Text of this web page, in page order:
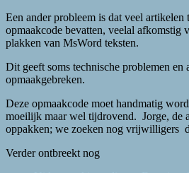
Een ander probleem is dat veel artikelen
opmaakcode bevatten, veelal afkomstig
plakken van MsWord teksten.
Dit geeft soms technische problemen en
opmaakgebreken.
Deze opmaakcode moet handmatig
moeilijk maar wel tijdrovend. Jorge, de
oppakken; we zoeken nog vrijwilligers
Verder ontbreekt nog